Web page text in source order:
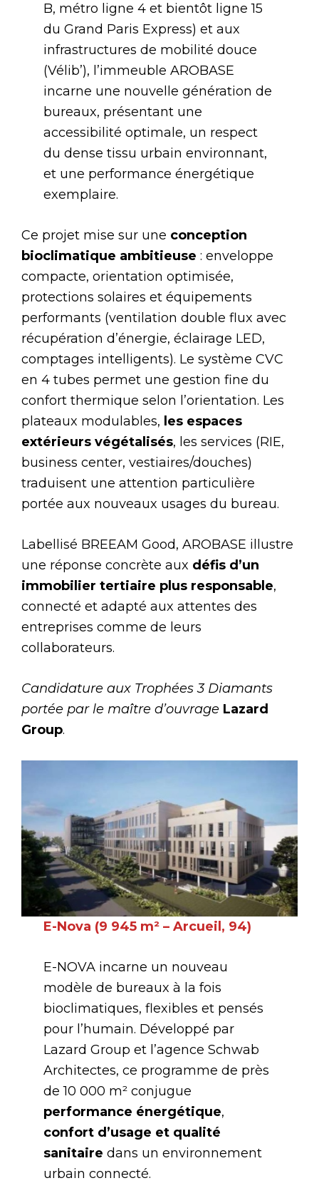
B, métro ligne 4 et bientôt ligne 15
du Grand Paris Express) et aux
infrastructures de mobilité douce
(Vélib’), l’immeuble AROBASE
incarne une nouvelle génération de
bureaux, présentant une
accessibilité optimale, un respect
du dense tissu urbain environnant,
et une performance énergétique
exemplaire.
Ce projet mise sur une conception
bioclimatique ambitieuse : enveloppe
compacte, orientation optimisée,
protections solaires et équipements
performants (ventilation double flux avec
récupération d’énergie, éclairage LED,
comptages intelligents). Le système CVC
en 4 tubes permet une gestion fine du
confort thermique selon l’orientation. Les
plateaux modulables, les espaces
extérieurs végétalisés, les services (RIE,
business center, vestiaires/douches)
traduisent une attention particulière
portée aux nouveaux usages du bureau.
Labellisé BREEAM Good, AROBASE illustre
une réponse concrète aux défis d’un
immobilier tertiaire plus responsable,
connecté et adapté aux attentes des
entreprises comme de leurs
collaborateurs.
Candidature aux Trophées 3 Diamants
portée par le maître d’ouvrage Lazard
Group.
E-Nova (9 945 m² – Arcueil, 94)
E-NOVA incarne un nouveau
modèle de bureaux à la fois
bioclimatiques, flexibles et pensés
pour l’humain. Développé par
Lazard Group et l’agence Schwab
Architectes, ce programme de près
de 10 000 m² conjugue
performance énergétique,
confort d’usage et qualité
sanitaire dans un environnement
urbain connecté.